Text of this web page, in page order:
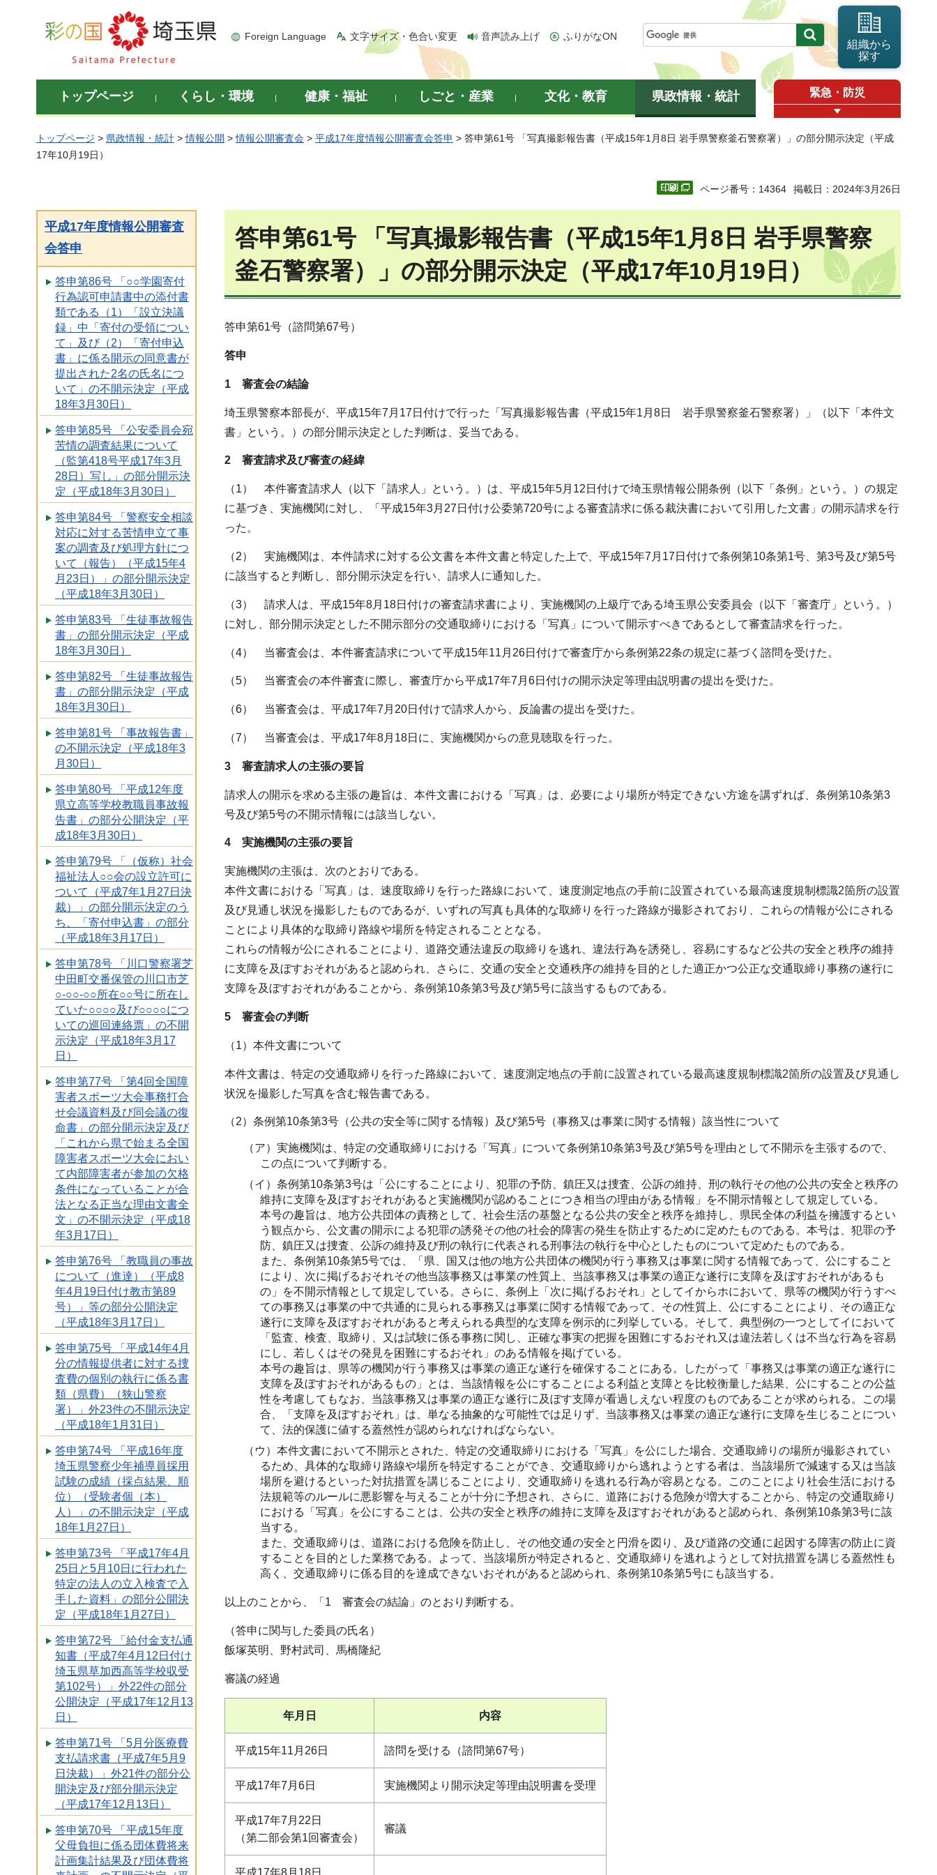
彩の国 埼玉県
Foreign Language 文字サイズ・色合い変更 音声読み上げ ふりがなON
組織から
探す
トップページ くらし・環境 健康・福祉 しごと・産業 文化・教育 県政情報・統計 緊急・防災
トップページ > 県政情報・統計 >情報公開 >情報公開審査会 > 平成17年度情報公開審査会答申 > 答申第61号 「写真撮影報告書（平成15年1月8日 岩手県警察釜石警察署）」の部分開示決定（平成
17年10月19日）
ページ番号：14364 掲載日：2024年3月26日
平成17年度情報公開審査
会答申
答申第86号 「○○学園寄付
行為認可申請書中の添付書
類である（1）「設立決議
録」中「寄付の受領につい
て」及び（2）「寄付申込
書」に係る開示の同意書が
提出された2名の氏名につ
いて」の不開示決定（平成
18年3月30日）
答申第85号 「公安委員会宛
苦情の調査結果について
（監第418号平成17年3月
28日）写し」の部分開示決
定（平成18年3月30日）
答申第84号 「警察安全相談
対応に対する苦情申立て事
案の調査及び処理方針につ
いて（報告）（平成15年4
月23日）」の部分開示決定
（平成18年3月30日）
答申第83号 「生徒事故報告
書」の部分開示決定（平成
18年3月30日）
答申第82号 「生徒事故報告
書」の部分開示決定（平成
18年3月30日）
答申第81号 「事故報告書」
の不開示決定（平成18年3
月30日）
答申第80号 「平成12年度
県立高等学校教職員事故報
告書」の部分公開決定（平
成18年3月30日）
答申第79号 「（仮称）社会
福祉法人○○会の設立許可に
ついて（平成7年1月27日決
裁）」の部分開示決定のう
ち、「寄付申込書」の部分
（平成18年3月17日）
答申第78号 「川口警察署芝
中田町交番保管の川口市芝
○-○○-○○所在○○号に所在し
ていた○○○○及び○○○○につ
いての巡回連絡票」の不開
示決定（平成18年3月17
日）
答申第77号 「第4回全国障
害者スポーツ大会事務打合
せ会議資料及び同会議の復
命書」の部分開示決定及び
「これから県で始まる全国
障害者スポーツ大会におい
て内部障害者が参加の欠格
条件になっていることが合
法となる正当な理由文書全
文」の不開示決定（平成18
年3月17日）
答申第76号 「教職員の事故
について（進達）（平成8
年4月19日付け教市第89
号）」等の部分公開決定
（平成18年3月17日）
答申第75号 「平成14年4月
分の情報提供者に対する捜
査費の個別の執行に係る書
類（県費）（狭山警察
署）」外23件の不開示決定
（平成18年1月31日）
答申第74号 「平成16年度
埼玉県警察少年補導員採用
試験の成績（採点結果、順
位）（受験者個（本）
人）」の不開示決定（平成
18年1月27日）
答申第73号 「平成17年4月
25日と5月10日に行われた
特定の法人の立入検査で入
手した資料」の部分公開決
定（平成18年1月27日）
答申第72号 「給付金支払通
知書（平成7年4月12日付け
埼玉県草加西高等学校収受
第102号）」外22件の部分
公開決定（平成17年12月13
日）
答申第71号 「5月分医療費
支払請求書（平成7年5月9
日決裁）」外21件の部分公
開決定及び部分開示決定
（平成17年12月13日）
答申第70号 「平成15年度
父母負担に係る団体費将来
計画集計結果及び団体費将
答申第61号 「写真撮影報告書（平成15年1月8日 岩手県警察
釜石警察署）」の部分開示決定（平成17年10月19日）
答申第61号（諮問第67号）
答申
1 審査会の結論
埼玉県警察本部長が、平成15年7月17日付けで行った「写真撮影報告書（平成15年1月8日 岩手県警察釜石警察署）」（以下「本件文
書」という。）の部分開示決定とした判断は、妥当である。
2 審査請求及び審査の経緯
（1） 本件審査請求人（以下「請求人」という。）は、平成15年5月12日付けで埼玉県情報公開条例（以下「条例」という。）の規定
に基づき、実施機関に対し、「平成15年3月27日付け公委第720号による審査請求に係る裁決書において引用した文書」の開示請求を行
った。
（2） 実施機関は、本件請求に対する公文書を本件文書と特定した上で、平成15年7月17日付けで条例第10条第1号、第3号及び第5号
に該当すると判断し、部分開示決定を行い、請求人に通知した。
（3） 請求人は、平成15年8月18日付けの審査請求書により、実施機関の上級庁である埼玉県公安委員会（以下「審査庁」という。）
に対し、部分開示決定とした不開示部分の交通取締りにおける「写真」について開示すべきであるとして審査請求を行った。
（4） 当審査会は、本件審査請求について平成15年11月26日付けで審査庁から条例第22条の規定に基づく諮問を受けた。
（5） 当審査会の本件審査に際し、審査庁から平成17年7月6日付けの開示決定等理由説明書の提出を受けた。
（6） 当審査会は、平成17年7月20日付けで請求人から、反論書の提出を受けた。
（7） 当審査会は、平成17年8月18日に、実施機関からの意見聴取を行った。
3 審査請求人の主張の要旨
請求人の開示を求める主張の趣旨は、本件文書における「写真」は、必要により場所が特定できない方途を講ずれば、条例第10条第3
号及び第5号の不開示情報には該当しない。
4 実施機関の主張の要旨
実施機関の主張は、次のとおりである。
本件文書における「写真」は、速度取締りを行った路線において、速度測定地点の手前に設置されている最高速度規制標識2箇所の設置
及び見通し状況を撮影したものであるが、いずれの写真も具体的な取締りを行った路線が撮影されており、これらの情報が公にされる
ことにより具体的な取締り路線や場所を特定されることとなる。
これらの情報が公にされることにより、道路交通法違反の取締りを逃れ、違法行為を誘発し、容易にするなど公共の安全と秩序の維持
に支障を及ぼすおそれがあると認められ、さらに、交通の安全と交通秩序の維持を目的とした適正かつ公正な交通取締り事務の遂行に
支障を及ぼすおそれがあることから、条例第10条第3号及び第5号に該当するものである。
5 審査会の判断
（1）本件文書について
本件文書は、特定の交通取締りを行った路線において、速度測定地点の手前に設置されている最高速度規制標識2箇所の設置及び見通し
状況を撮影した写真を含む報告書である。
（2）条例第10条第3号（公共の安全等に関する情報）及び第5号（事務又は事業に関する情報）該当性について
（ア）実施機関は、特定の交通取締りにおける「写真」について条例第10条第3号及び第5号を理由として不開示を主張するので、
この点について判断する。
（イ）条例第10条第3号は「公にすることにより、犯罪の予防、鎮圧又は捜査、公訴の維持、刑の執行その他の公共の安全と秩序の
維持に支障を及ぼすおそれがあると実施機関が認めることにつき相当の理由がある情報」を不開示情報として規定している。
本号の趣旨は、地方公共団体の責務として、社会生活の基盤となる公共の安全と秩序を維持し、県民全体の利益を擁護するとい
う観点から、公文書の開示による犯罪の誘発その他の社会的障害の発生を防止するために定めたものである。本号は、犯罪の予
防、鎮圧又は捜査、公訴の維持及び刑の執行に代表される刑事法の執行を中心としたものについて定めたものである。
また、条例第10条第5号では、「県、国又は他の地方公共団体の機関が行う事務又は事業に関する情報であって、公にすること
により、次に掲げるおそれその他当該事務又は事業の性質上、当該事務又は事業の適正な遂行に支障を及ぼすおそれがあるも
の」を不開示情報として規定している。さらに、条例上「次に掲げるおそれ」としてイからホにおいて、県等の機関が行うすべ
ての事務又は事業の中で共通的に見られる事務又は事業に関する情報であって、その性質上、公にすることにより、その適正な
遂行に支障を及ぼすおそれがあると考えられる典型的な支障を例示的に列挙している。そして、典型例の一つとしてイにおいて
「監査、検査、取締り、又は試験に係る事務に関し、正確な事実の把握を困難にするおそれ又は違法若しくは不当な行為を容易
にし、若しくはその発見を困難にするおそれ」のある情報を掲げている。
本号の趣旨は、県等の機関が行う事務又は事業の適正な遂行を確保することにある。したがって「事務又は事業の適正な遂行に
支障を及ぼすおそれがあるもの」とは、当該情報を公にすることによる利益と支障とを比較衡量した結果、公にすることの公益
性を考慮してもなお、当該事務又は事業の適正な遂行に及ぼす支障が看過しえない程度のものであることが求められる。この場
合、「支障を及ぼすおそれ」は、単なる抽象的な可能性では足りず、当該事務又は事業の適正な遂行に支障を生じることについ
て、法的保護に値する蓋然性が認められなければならない。
（ウ）本件文書において不開示とされた、特定の交通取締りにおける「写真」を公にした場合、交通取締りの場所が撮影されてい
るため、具体的な取締り路線や場所を特定することができ、交通取締りから逃れようとする者は、当該場所で減速する又は当該
場所を避けるといった対抗措置を講じることにより、交通取締りを逃れる行為が容易となる。このことにより社会生活における
法規範等のルールに悪影響を与えることが十分に予想され、さらに、道路における危険が増大することから、特定の交通取締り
における「写真」を公にすることは、公共の安全と秩序の維持に支障を及ぼすおそれがあると認められ、条例第10条第3号に該
当する。
また、交通取締りは、道路における危険を防止し、その他交通の安全と円滑を図り、及び道路の交通に起因する障害の防止に資
することを目的とした業務である。よって、当該場所が特定されると、交通取締りを逃れようとして対抗措置を講じる蓋然性も
高く、交通取締りに係る目的を達成できないおそれがあると認められ、条例第10条第5号にも該当する。
以上のことから、「1 審査会の結論」のとおり判断する。
（答申に関与した委員の氏名）
飯塚英明、野村武司、馬橋隆紀
審議の経過
年月日 内容
平成15年11月26日 諮問を受ける（諮問第67号）
平成17年7月6日 実施機関より開示決定等理由説明書を受理
平成17年7月22日
（第二部会第1回審査会）
審議
平成17年8月18日